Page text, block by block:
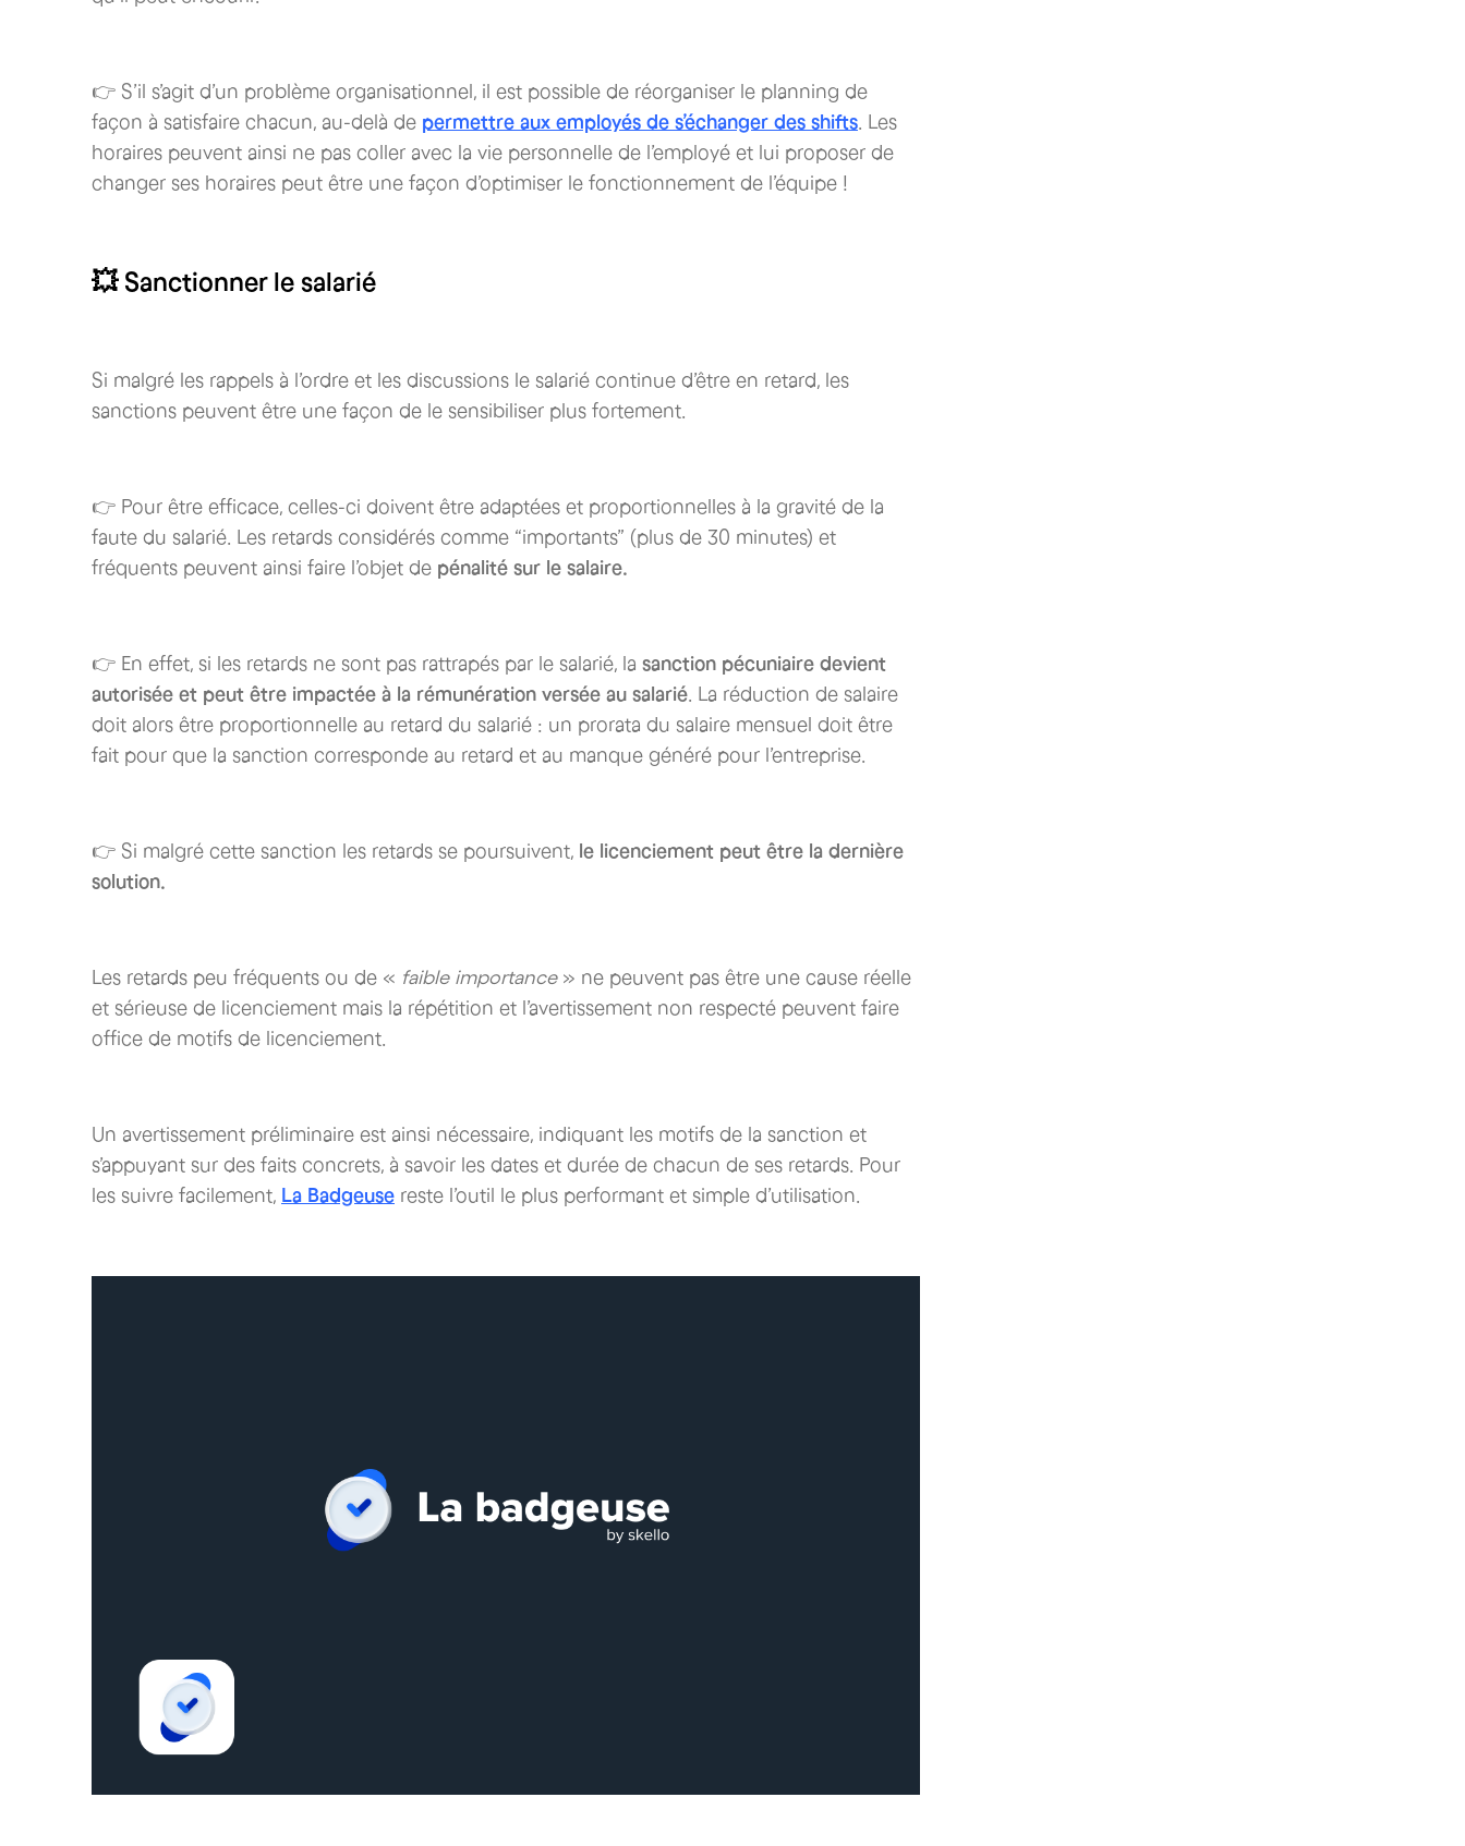
👉 S’il s’agit d’un problème organisationnel, il est possible de réorganiser le planning de
façon à satisfaire chacun, au-delà de permettre aux employés de s’échanger des shifts. Les
horaires peuvent ainsi ne pas coller avec la vie personnelle de l’employé et lui proposer de
changer ses horaires peut être une façon d’optimiser le fonctionnement de l’équipe !
💥 Sanctionner le salarié
Si malgré les rappels à l’ordre et les discussions le salarié continue d’être en retard, les
sanctions peuvent être une façon de le sensibiliser plus fortement.
👉 Pour être efficace, celles-ci doivent être adaptées et proportionnelles à la gravité de la
faute du salarié. Les retards considérés comme “importants” (plus de 30 minutes) et
fréquents peuvent ainsi faire l’objet de pénalité sur le salaire.
👉 En effet, si les retards ne sont pas rattrapés par le salarié, la sanction pécuniaire devient
autorisée et peut être impactée à la rémunération versée au salarié. La réduction de salaire
doit alors être proportionnelle au retard du salarié : un prorata du salaire mensuel doit être
fait pour que la sanction corresponde au retard et au manque généré pour l’entreprise.
👉 Si malgré cette sanction les retards se poursuivent, le licenciement peut être la dernière
solution.
Les retards peu fréquents ou de « faible importance» ne peuvent pas être une cause réelle
et sérieuse de licenciement mais la répétition et l’avertissement non respecté peuvent faire
office de motifs de licenciement.
Un avertissement préliminaire est ainsi nécessaire, indiquant les motifs de la sanction et
s’appuyant sur des faits concrets, à savoir les dates et durée de chacun de ses retards. Pour
les suivre facilement, La Badgeuse reste l’outil le plus performant et simple d’utilisation.